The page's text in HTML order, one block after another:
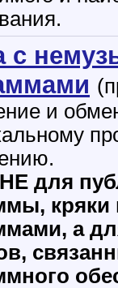
с
и
для
кpяки
а